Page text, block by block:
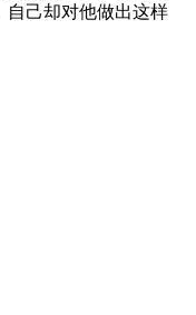
自己却对他做出这样